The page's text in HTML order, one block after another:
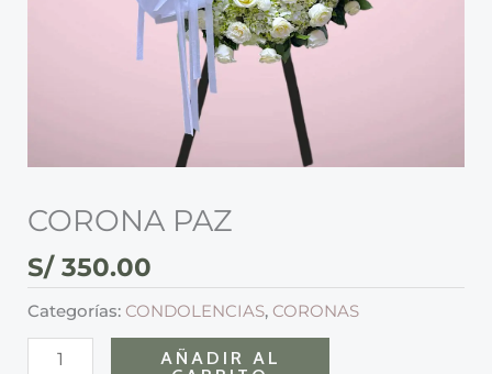
CORONA PAZ
S/350.00
Categorías: CONDOLENCIAS, CORONAS
AÑADIR AL